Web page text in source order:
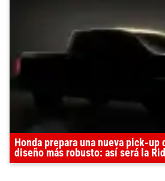
Honda prepara una nueva pick-up
diseño más robusto: así será la